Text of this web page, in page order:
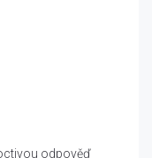
odpověď